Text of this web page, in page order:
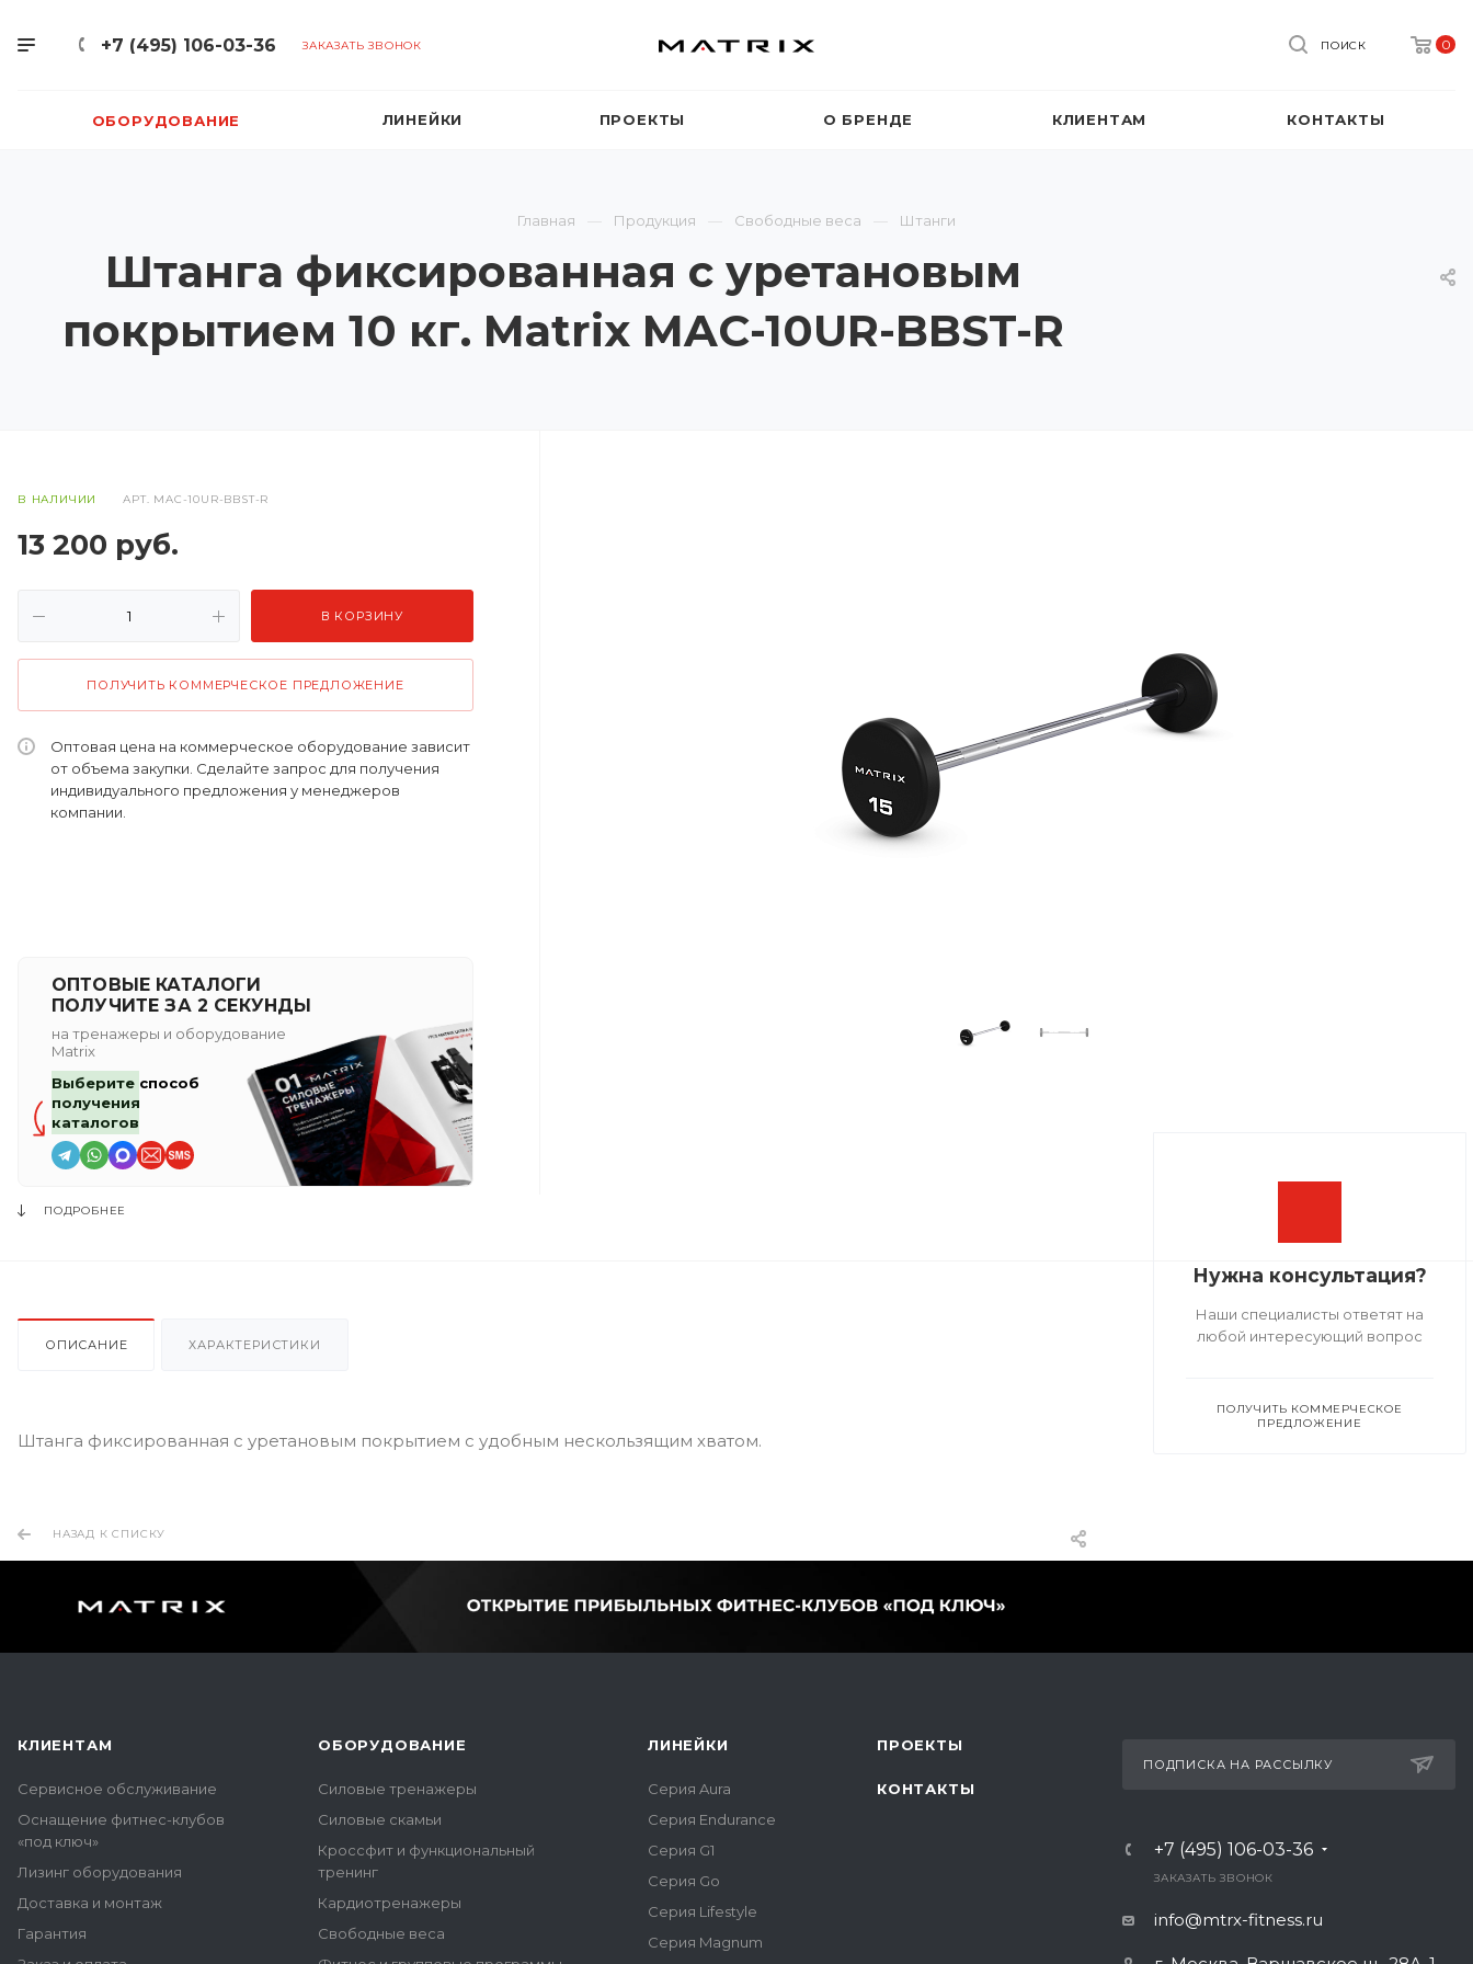
+7 (495) 106-03-36 ЗАКАЗАТЬ ЗВОНОК 0
ПОИСК
ОБОРУДОВАНИЕ ЛИНЕЙКИ ПРОЕКТЫ О БРЕНДЕ КЛИЕНТАМ КОНТАКТЫ
Главная Продукция Свободные веса Штанги
Штанга фиксированная с уретановым
покрытием 10 кг. Matrix MAC-10UR-BBST-R
В НАЛИЧИИ АРТ. MAC-10UR-BBST-R
13 200 руб.
В КОРЗИНУ
ПОЛУЧИТЬ КОММЕРЧЕСКОЕ ПРЕДЛОЖЕНИЕ
Оптовая цена на коммерческое оборудование зависит
от объема закупки. Сделайте запрос для получения
индивидуального предложения у менеджеров
компании.
ОПТОВЫЕ КАТАЛОГИ
ПОЛУЧИТЕ ЗА 2 СЕКУНДЫ
на тренажеры и оборудование
Matrix
Выберите способ
получения
каталогов
ПОДРОБНЕЕ
Нужна консультация?
Наши специалисты ответят на
любой интересующий вопрос
ПОЛУЧИТЬ КОММЕРЧЕСКОЕ
ПРЕДЛОЖЕНИЕ
ОПИСАНИЕ ХАРАКТЕРИСТИКИ
Штанга фиксированная с уретановым покрытием с удобным нескользящим хватом.
НАЗАД К СПИСКУ
КЛИЕНТАМ
Сервисное обслуживание
Оснащение фитнес-клубов
«под ключ»
Лизинг оборудования
Доставка и монтаж
Гарантия
ОБОРУДОВАНИЕ
Силовые тренажеры
Силовые скамьи
Кроссфит и функциональный
тренинг
Кардиотренажеры
Свободные веса
ЛИНЕЙКИ
Серия Aura
Серия Endurance
Серия G1
Серия Go
Серия Lifestyle
Серия Magnum
ПРОЕКТЫ
КОНТАКТЫ
ПОДПИСКА НА РАССЫЛКУ
+7 (495) 106-03-36
ЗАКАЗАТЬ ЗВОНОК
info@mtrx-fitness.ru